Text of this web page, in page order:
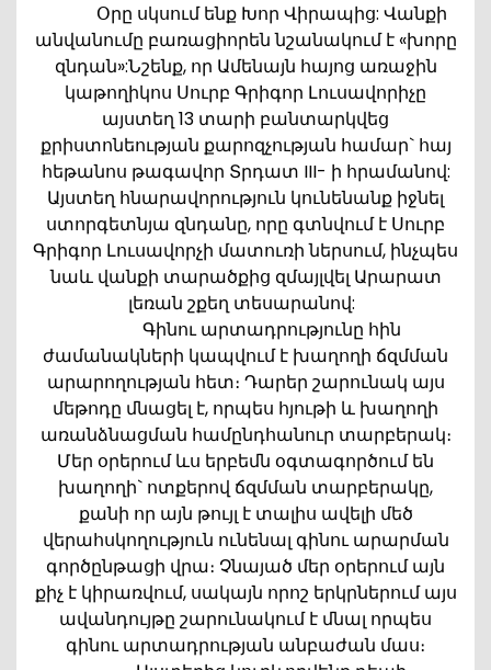
Օրը սկսում ենք Խոր Վիրապից: Վանքի
անվանումը բառացիորեն նշանակում է «խորը
զնդան»:Նշենք, որ Ամենայն հայոց առաջին
կաթողիկոս Սուրբ Գրիգոր Լուսավորիչը
այստեղ 13 տարի բանտարկվեց
քրիստոնեության քարոզչության համար` հայ
հեթանոս թագավոր Տրդատ III- ի հրամանով:
Այստեղ հնարավորություն կունենանք իջնել
ստորգետնյա զնդանը, որը գտնվում է Սուրբ
Գրիգոր Լուսավորչի մատուռի ներսում, ինչպես
նաև վանքի տարածքից զմայլվել Արարատ
լեռան շքեղ տեսարանով:
Գինու արտադրությունը հին
ժամանակների կապվում է խաղողի ճզմման
արարողության հետ։ Դարեր շարունակ այս
մեթոդը մնացել է, որպես հյութի և խաղողի
առանձնացման համընդհանուր տարբերակ։
Մեր օրերում ևս երբեմն օգտագործում են
խաղողի` ոտքերով ճզմման տարբերակը,
քանի որ այն թույլ է տալիս ավելի մեծ
վերահսկողություն ունենալ գինու արարման
գործընթացի վրա։ Չնայած մեր օրերում այն
քիչ է կիրառվում, սակայն որոշ երկրներում այս
ավանդույթը շարունակում է մնալ որպես
գինու արտադրության անբաժան մաս։